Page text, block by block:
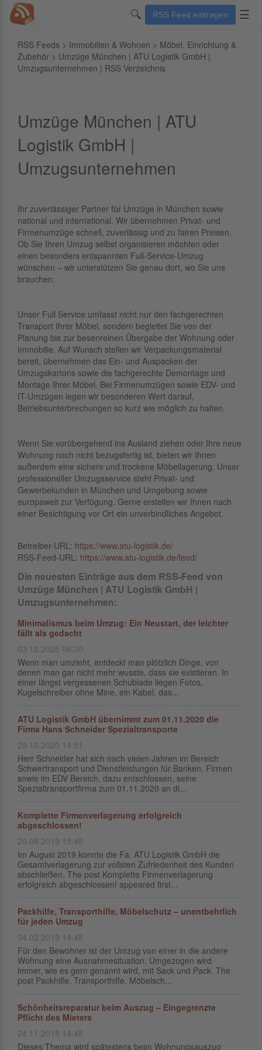
🔍 RSS Feed eintragen ☰
RSS Feeds > Immobilien & Wohnen > Möbel, Einrichtung &
Zubehör > Umzüge München | ATU Logistik GmbH |
Umzugsunternehmen | RSS Verzeichnis
Umzüge München | ATU
Logistik GmbH |
Umzugsunternehmen
Ihr zuverlässiger Partner für Umzüge in München sowie
national und international. Wir übernehmen Privat- und
Firmenumzüge schnell, zuverlässig und zu fairen Preisen.
Ob Sie Ihren Umzug selbst organisieren möchten oder
einen besonders entspannten Full-Service-Umzug
wünschen – wir unterstützen Sie genau dort, wo Sie uns
brauchen.
Unser Full Service umfasst nicht nur den fachgerechten
Transport Ihrer Möbel, sondern begleitet Sie von der
Planung bis zur besenreinen Übergabe der Wohnung oder
Immobilie. Auf Wunsch stellen wir Verpackungsmaterial
bereit, übernehmen das Ein- und Auspacken der
Umzugskartons sowie die fachgerechte Demontage und
Montage Ihrer Möbel. Bei Firmenumzügen sowie EDV- und
IT-Umzügen legen wir besonderen Wert darauf,
Betriebsunterbrechungen so kurz wie möglich zu halten.
Wenn Sie vorübergehend ins Ausland ziehen oder Ihre neue
Wohnung noch nicht bezugsfertig ist, bieten wir Ihnen
außerdem eine sichere und trockene Möbellagerung. Unser
professioneller Umzugsservice steht Privat- und
Gewerbekunden in München und Umgebung sowie
europaweit zur Verfügung. Gerne erstellen wir Ihnen nach
einer Besichtigung vor Ort ein unverbindliches Angebot.
Betreiber-URL: https://www.atu-logistik.de/
RSS-Feed-URL: https://www.atu-logistik.de/feed/
Die neuesten Einträge aus dem RSS-Feed von
Umzüge München | ATU Logistik GmbH |
Umzugsunternehmen:
Minimalismus beim Umzug: Ein Neustart, der leichter
fällt als gedacht
03.12.2025 06:30
Wenn man umzieht, entdeckt man plötzlich Dinge, von
denen man gar nicht mehr wusste, dass sie existieren. In
einer längst vergessenen Schublade liegen Fotos,
Kugelschreiber ohne Mine, ein Kabel, das...
ATU Logistik GmbH übernimmt zum 01.11.2020 die
Firma Hans Schneider Spezialtransporte
29.10.2020 14:51
Herr Schneider hat sich nach vielen Jahren im Bereich
Schwertransport und Dienstleistungen für Banken, Firmen
sowie im EDV Bereich, dazu entschlossen, seine
Spezialtransportfirma zum 01.11.2020 an di...
Komplette Firmenverlagerung erfolgreich
abgeschlossen!
26.08.2019 15:49
Im August 2019 konnte die Fa. ATU Logistik GmbH die
Gesamtverlagerung zur vollsten Zufriedenheit des Kunden
abschließen. The post Komplette Firmenverlagerung
erfolgreich abgeschlossen! appeared first...
Packhilfe, Transporthilfe, Möbelschutz – unentbehrlich
für jeden Umzug
04.02.2019 14:48
Für den Bewohner ist der Umzug von einer in die andere
Wohnung eine Ausnahmesituation. Umgezogen wird
immer, wie es gern genannt wird, mit Sack und Pack. The
post Packhilfe, Transporthilfe, Möbelsch...
Schönheitsreparatur beim Auszug – Eingegrenzte
Pflicht des Mieters
24.11.2018 14:48
Dieses Thema wird spätestens beim Wohnungsauszug